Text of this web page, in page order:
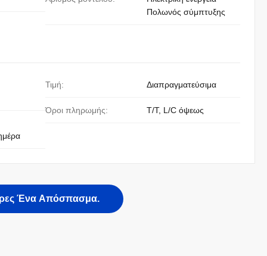
Πολωνός σύμπτυξης
Τιμή: Διαπραγματεύσιμα
Όροι πληρωμής: T/T, L/C όψεως
Ένα Απόσπασμα.